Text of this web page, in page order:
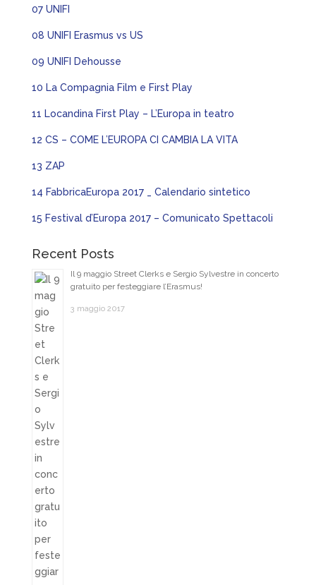
07 UNIFI
08 UNIFI Erasmus vs US
09 UNIFI Dehousse
10 La Compagnia Film e First Play
11 Locandina First Play – L’Europa in teatro
12 CS – COME L’EUROPA CI CAMBIA LA VITA
13 ZAP
14 FabbricaEuropa 2017 _ Calendario sintetico
15 Festival d’Europa 2017 – Comunicato Spettacoli
Recent Posts
Il 9 maggio Street Clerks e Sergio Sylvestre in concerto
gratuito per festeggiare l’Erasmus!
3 maggio 2017